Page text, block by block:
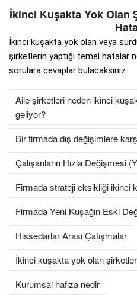
İkinci Kuşakta Yok Olan
İkinci kuşakta yok olan veya
şirketlerin yaptığı temel hatalar
sorulara cevaplar bulacaksınız
Aile şirketleri neden ikinci
geliyor?
Bir firmada dış değişimlere
Çalışanların Hızla Değişmesi
Firmada strateji eksikliği ikinci
Firmada Yeni Kuşağın Eski
Hissedarlar Arası Çatışmalar
İkinci kuşakta yok olan
Kurumsal hafıza nedir